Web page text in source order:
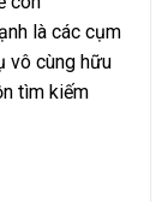
là các cụm
vô cùng hữu
tìm kiếm